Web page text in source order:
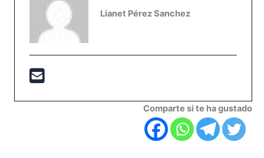
Lianet Pérez Sanchez
Comparte si te ha gustado